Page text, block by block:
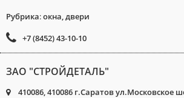
Рубрика:окна, двери
+7 (8452) 43-10-10
ЗАО "СТРОЙДЕТАЛЬ"
410086, 410086 г.Саратов ул.Московское